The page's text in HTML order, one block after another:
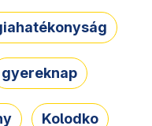
gyereknap
Kolodko